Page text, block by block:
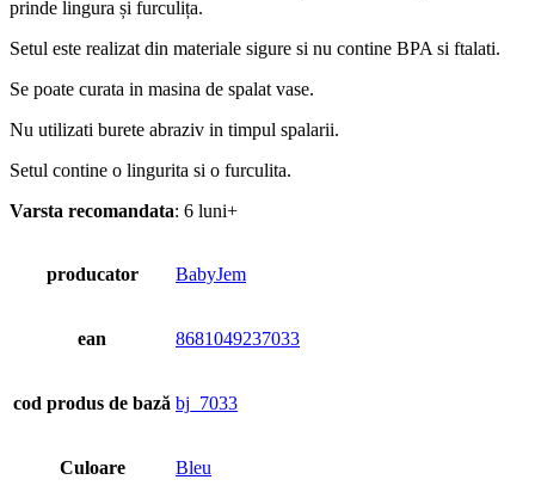
prinde lingura și furculița.
Setul este realizat din materiale sigure si nu contine BPA si ftalati.
Se poate curata in masina de spalat vase.
Nu utilizati burete abraziv in timpul spalarii.
Setul contine o lingurita si o furculita.
Varsta recomandata: 6 luni+
producator BabyJem
ean 8681049237033
cod produs de bază bj_7033
Culoare Bleu